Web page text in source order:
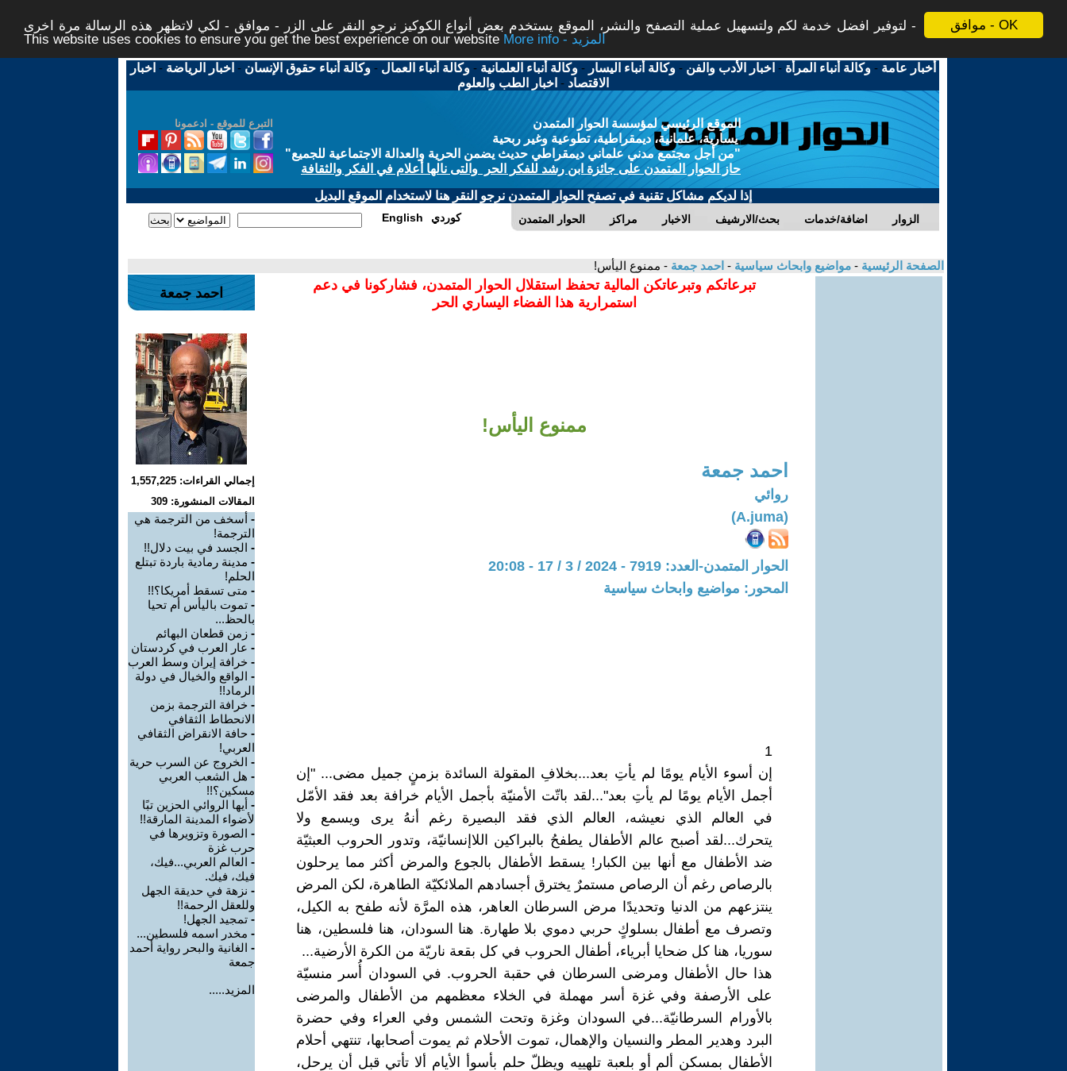
موافق - OK
لتوفير افضل خدمة لكم ولتسهيل عملية التصفح والنشر، الموقع يستخدم بعض أنواع الكوكيز نرجو النقر على الزر - موافق - لكي لاتظهر هذه الرسالة مرة اخرى -
This website uses cookies to ensure you get the best experience on our website
More info - المزيد
أخبار عامة -وكالة أنباء المرأة - اخبار الأدب والفن -وكالة أنباء اليسار -وكالة أنباء العلمانية -وكالة أنباء العمال -وكالة أنباء حقوق الإنسان - اخبار الرياضة - اخبار
الاقتصاد - اخبار الطب والعلوم
التبرع للموقع - ادعمونا
الموقع الرئيسي لمؤسسة الحوار المتمدن
يسارية، علمانية، ديمقراطية، تطوعية وغير ربحية
"من أجل مجتمع مدني علماني ديمقراطي حديث يضمن الحرية والعدالة الاجتماعية للجميع"
حاز الحوار المتمدن على جائزة ابن رشد للفكر الحر والتى نالها أعلام في الفكر والثقافة
إذا لديكم مشاكل تقنية في تصفح الحوار المتمدن نرجو النقر هنا لاستخدام الموقع البديل
الحوار المتمدن مراكز الاخبار بحث/الارشيف اضافة/خدمات الزوار English كوردي
الصفحة الرئيسية - مواضيع وابحاث سياسية - احمد جمعة - ممنوع اليأس!
تبرعاتكم وتبرعاتكن المالية تحفظ استقلال الحوار المتمدن، فشاركونا في دعم
استمرارية هذا الفضاء اليساري الحر
ممنوع اليأس!
احمد جمعة
روائي
(A.juma)
الحوار المتمدن-العدد: 7919 - 2024 / 3 / 17 - 20:08
المحور: مواضيع وابحاث سياسية
1
إن أسوء الأيام يومًا لم يأتِ بعد...بخلافِ المقولة السائدة بزمنٍ جميل مضى... "إن
أجمل الأيام يومًا لم يأتِ بعد"...لقد باتّت الأمنيّة بأجمل الأيام خرافة بعد فقد الأمّل
في العالم الذي نعيشه، العالم الذي فقد البصيرة رغم أنهُ يرى ويسمع ولا
يتحرك...لقد أصبح عالم الأطفال يطفحُ بالبراكين اللاإنسانيّة، وتدور الحروب العبثيّة
ضد الأطفال مع أنها بين الكبار! يسقط الأطفال بالجوع والمرض أكثر مما يرحلون
بالرصاص رغم أن الرصاص مستمرٌ يخترق أجسادهم الملائكيّة الطاهرة، لكن المرض
ينتزعهم من الدنيا وتحديدًا مرض السرطان العاهر، هذه المرَّة لأنه طفح به الكيل،
وتصرف مع أطفال بسلوكٍ حربي دموي بلا طهارة. هنا السودان، هنا فلسطين، هنا
سوريا، هنا كل ضحايا أبرياء، أطفال الحروب في كل بقعة ناريّة من الكرة الأرضية...
هذا حال الأطفال ومرضى السرطان في حقبة الحروب. في السودان أُسر منسيّة
على الأرصفة وفي غزة أسر مهملة في الخلاء معظمهم من الأطفال والمرضى
بالأورام السرطانيّة...في السودان وغزة وتحت الشمس وفي العراء وفي حضرة
البرد وهدير المطر والنسيان والإهمال، تموت الأحلام ثم يموت أصحابها، تنتهي أحلام
الأطفال بمسكن ألم أو بلعبة تلهييه ويظلّ حلم بأسوأ الأيام ألا تأتي قبل أن يرحل،
احمد جمعة
إجمالي القراءات: 1,557,225
المقالات المنشورة: 309
- أسخف من الترجمة هي
الترجمة!
- الجسد في بيت دلال!!
- مدينة رمادية باردة تبتلع
الحلم!
- متى تسقط أمريكا؟!!
- تموت باليأس أم تحيا
بالحظ...
- زمن قطعان البهائم
- عار العرب في كردستان
- خرافة إيران وسط العرب
- الواقع والخيال في دولة
الرماد!!
- خرافة الترجمة بزمن
الانحطاط الثقافي
- حافة الانقراض الثقافي
العربي!
- الخروج عن السرب حرية
- هل الشعب العربي
مسكين؟!!
- أيها الروائي الحزين تبًا
لأضواء المدينة المارقة!!
- الصورة وتزويرها في
حرب غزة
- العالم العربي...فيك،
فيك، فيك.
- نزهة في حديقة الجهل
وللعقل الرحمة!!
- تمجيد الجهل!
- مخدر اسمه فلسطين...
- الغانية والبحر رواية أحمد
جمعة
المزيد.....